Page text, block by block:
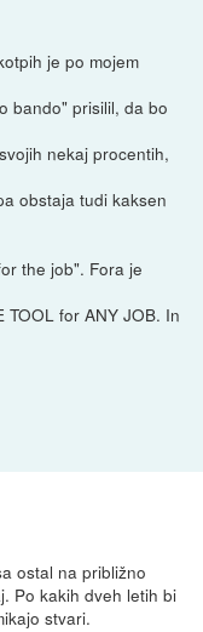
je po mojem
bando" prisilil, da bo
nekaj procentih,
obstaja tudi kaksen
the job". Fora je
for ANY JOB. In
ostal na približno
Po kakih dveh letih bi
stvari.